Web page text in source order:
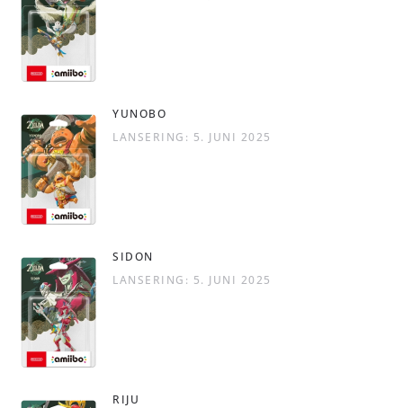
YUNOBO
LANSERING: 5. JUNI 2025
SIDON
LANSERING: 5. JUNI 2025
RIJU